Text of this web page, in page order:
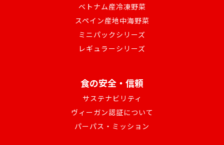
ベトナム産冷凍野菜
スペイン産地中海野菜
ミニパックシリーズ
レギュラーシリーズ
食の安全・信頼
サステナビリティ
ヴィーガン認証について
パーパス・ミッション